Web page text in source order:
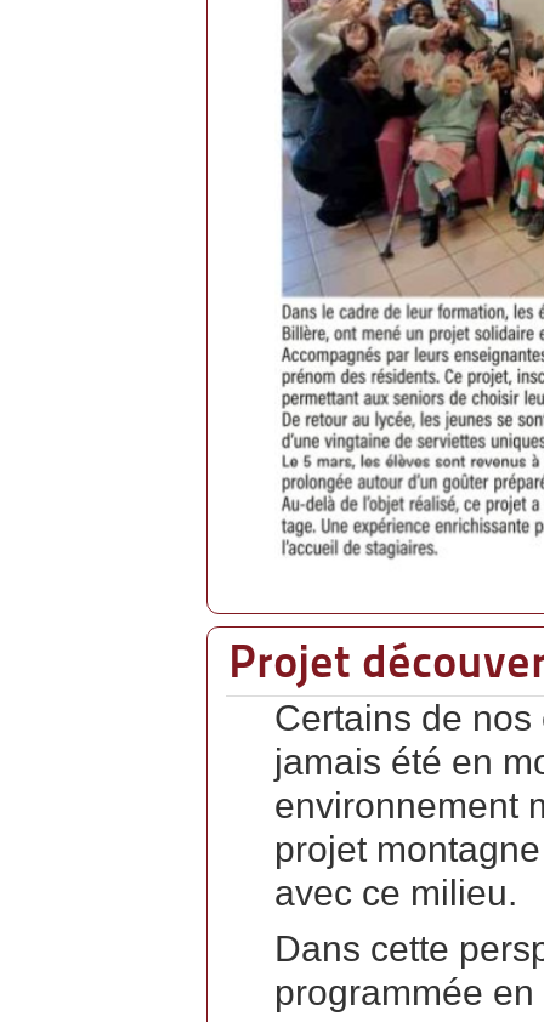
Projet
Certains de nos
jamais été en
environnement
projet
avec ce milieu.
Dans cette
programmée